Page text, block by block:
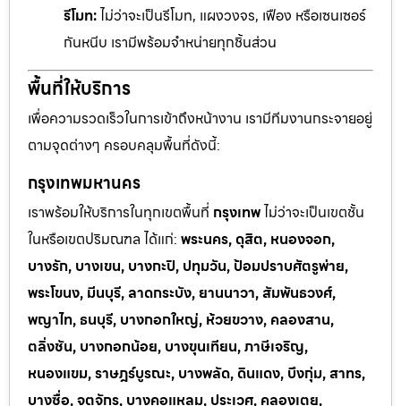
รีโมท:ไม่ว่าจะเป็นรีโมท, แผงวงจร, เฟือง หรือเซนเซอร์
กันหนีบ เรามีพร้อมจำหน่ายทุกชิ้นส่วน
พื้นที่ให้บริการ
เพื่อความรวดเร็วในการเข้าถึงหน้างาน เรามีทีมงานกระจายอยู่
ตามจุดต่างๆ ครอบคลุมพื้นที่ดังนี้:
กรุงเทพมหานคร
เราพร้อมให้บริการในทุกเขตพื้นที่ กรุงเทพไม่ว่าจะเป็นเขตชั้น
ในหรือเขตปริมณฑล ได้แก่: พระนคร, ดุสิต, หนองจอก,
บางรัก, บางเขน, บางกะปิ, ปทุมวัน, ป้อมปราบศัตรูพ่าย,
พระโขนง, มีนบุรี, ลาดกระบัง, ยานนาวา, สัมพันธวงศ์,
พญาไท, ธนบุรี, บางกอกใหญ่, ห้วยขวาง, คลองสาน,
ตลิ่งชัน, บางกอกน้อย, บางขุนเทียน, ภาษีเจริญ,
หนองแขม, ราษฎร์บูรณะ, บางพลัด, ดินแดง, บึงกุ่ม, สาทร,
บางซื่อ, จตุจักร, บางคอแหลม, ประเวศ, คลองเตย,